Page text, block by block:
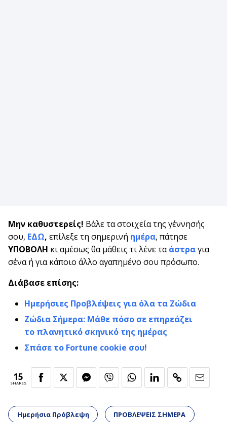
Μην καθυστερείς! Βάλε τα στοιχεία της γέννησής
σου, ΕΔΩ, επίλεξε τη σημερινή ημέρα, πάτησε
ΥΠΟΒΟΛΗ κι αμέσως θα μάθεις τι λένε ταάστραγια
σένα ή για κάποιο άλλο αγαπημένο σου πρόσωπο.
Διάβασε επίσης:
Ημερήσιες Προβλέψεις για όλα τα Ζώδια
Ζώδια Σήμερα: Μάθε πόσο σε επηρεάζει
το πλανητικό σκηνικό της ημέρας
Σπάσε το Fortune cookie σου!
15
SHARES
Ημερήσια Πρόβλεψη ΠΡΟΒΛΕΨΕΙΣ ΣΗΜΕΡΑ